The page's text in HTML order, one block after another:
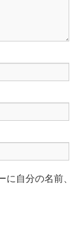
に自分の名前、